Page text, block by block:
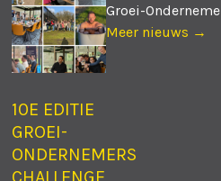
10E EDITIE
GROEI-
ONDERNEMERS
Groei-
Meer nieuws →